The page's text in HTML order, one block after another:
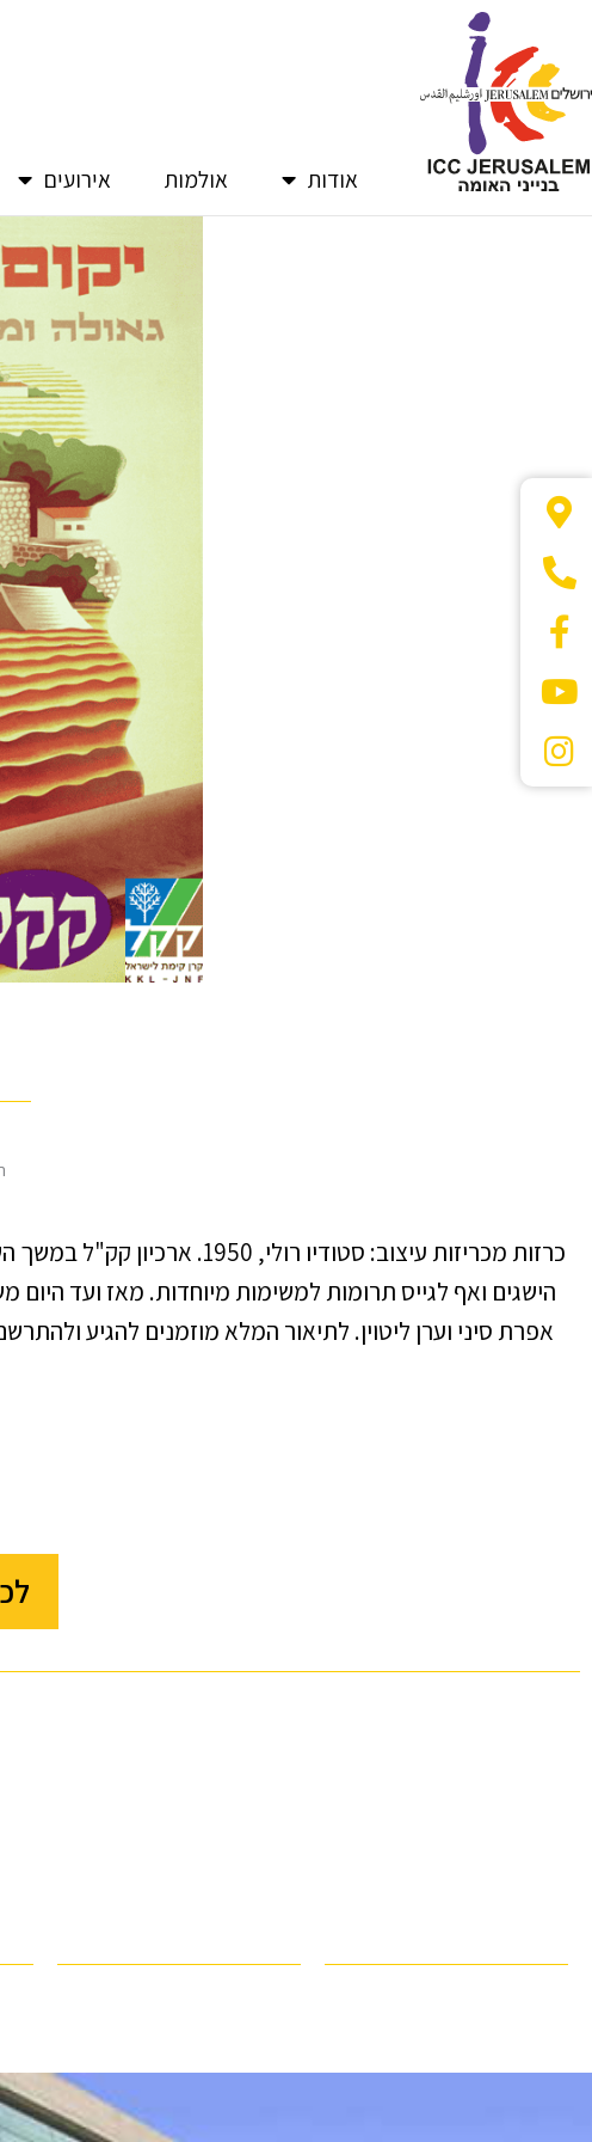
אודות אולמות אירועים
כרזות מכריזות עיצוב:
הישגים ואף לגייס תרומות למשימות מיוחדות. מאז ועד
אפרת סיני וערן ליטוין. לתיאור המלא מוזמנים להגיע